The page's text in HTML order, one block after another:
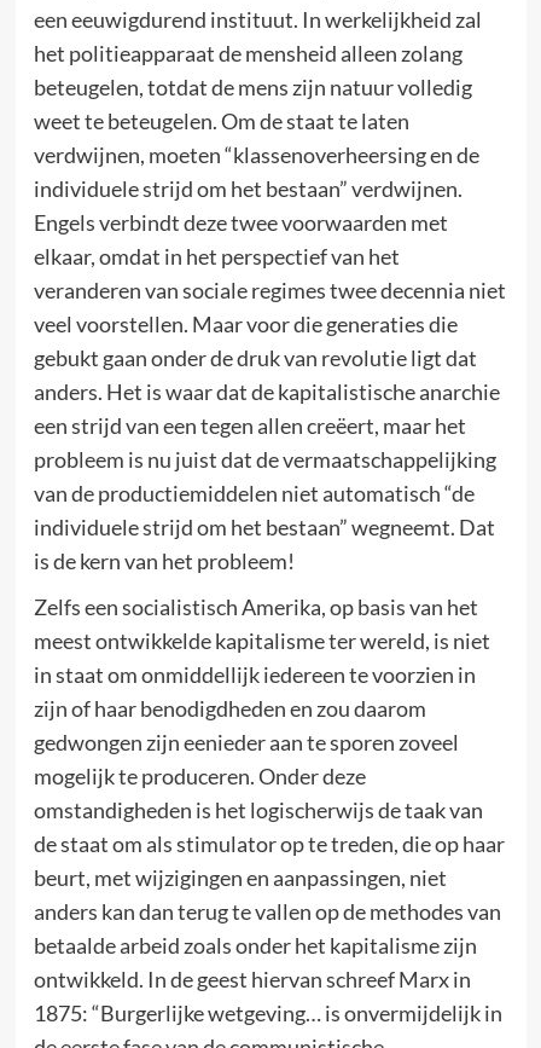
een eeuwigdurend instituut. In werkelijkheid zal
het politieapparaat de mensheid alleen zolang
beteugelen, totdat de mens zijn natuur volledig
weet te beteugelen. Om de staat te laten
verdwijnen, moeten “klassenoverheersing en de
individuele strijd om het bestaan” verdwijnen.
Engels verbindt deze twee voorwaarden met
elkaar, omdat in het perspectief van het
veranderen van sociale regimes twee decennia niet
veel voorstellen. Maar voor die generaties die
gebukt gaan onder de druk van revolutie ligt dat
anders. Het is waar dat de kapitalistische anarchie
een strijd van een tegen allen creëert, maar het
probleem is nu juist dat de vermaatschappelijking
van de productiemiddelen niet automatisch “de
individuele strijd om het bestaan” wegneemt. Dat
is de kern van het probleem!
Zelfs een socialistisch Amerika, op basis van het
meest ontwikkelde kapitalisme ter wereld, is niet
in staat om onmiddellijk iedereen te voorzien in
zijn of haar benodigdheden en zou daarom
gedwongen zijn eenieder aan te sporen zoveel
mogelijk te produceren. Onder deze
omstandigheden is het logischerwijs de taak van
de staat om als stimulator op te treden, die op haar
beurt, met wijzigingen en aanpassingen, niet
anders kan dan terug te vallen op de methodes van
betaalde arbeid zoals onder het kapitalisme zijn
ontwikkeld. In de geest hiervan schreef Marx in
1875: “Burgerlijke wetgeving… is onvermijdelijk in